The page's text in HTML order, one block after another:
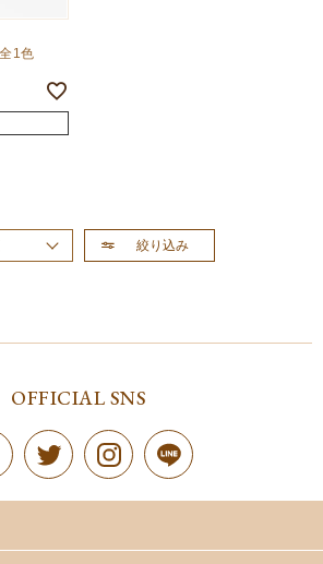
1色
絞り込み
OFFICIAL SNS